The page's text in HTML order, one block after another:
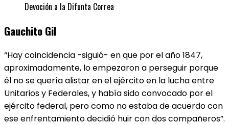
Devoción a la Difunta Correa
Gauchito Gil
“Hay coincidencia -siguió- en que por el año 1847,
aproximadamente, lo empezaron a perseguir porque
él no se quería alistar en el ejército en la lucha entre
Unitarios y Federales, y había sido convocado por el
ejército federal, pero como no estaba de acuerdo con
ese enfrentamiento decidió huir con dos compañeros”.